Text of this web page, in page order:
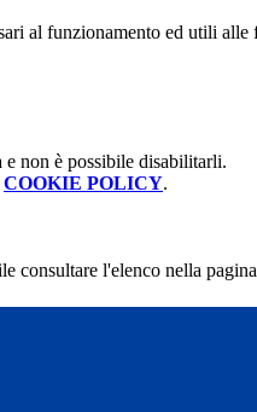
al funzionamento ed utili alle
non è possibile disabilitarli.
COOKIE POLICY.
consultare l'elenco nella